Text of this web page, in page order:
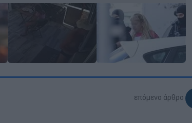
επόμενο άρθρο